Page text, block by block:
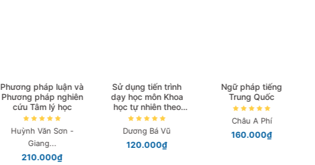
Phương pháp luận và
Phương pháp nghiên
cứu Tâm lý học
Huỳnh Văn Sơn -
Giang...
210.000₫
Sử dụng tiến trình
dạy học môn Khoa
học tự nhiên theo
hình thức dạy học B-
Learning
Dương Bá Vũ
120.000₫
Ngữ pháp tiếng
Trung Quốc
Châu A Phí
160.000₫